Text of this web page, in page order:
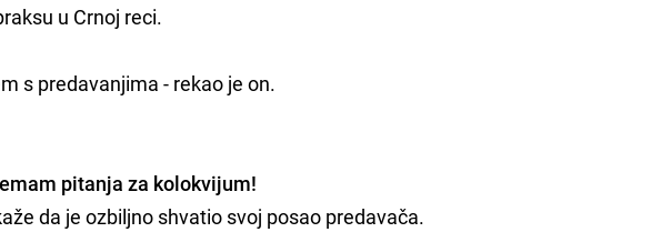
u Crnoj reci.
s predavanjima - rekao je on.
pitanja za kolokvijum!
da je ozbiljno shvatio svoj posao predavača.